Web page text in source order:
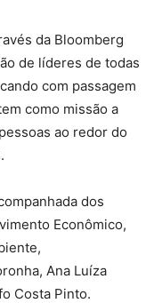
da Bloomberg
de líderes de todas
com passagem
como missão a
ao redor do
dos
Econômico,
Ana Luíza
Costa Pinto.